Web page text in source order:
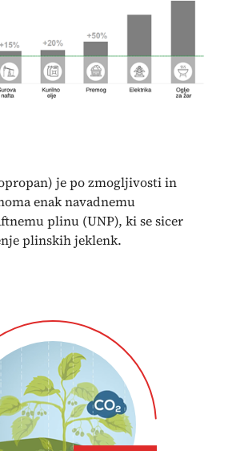
je po zmogljivosti in
enak navadnemu
plinu (UNP), ki se sicer
plinskih jeklenk.